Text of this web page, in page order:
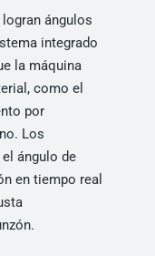
ángulos
integrado
la máquina
como el
por
Los
ángulo de
en tiempo real